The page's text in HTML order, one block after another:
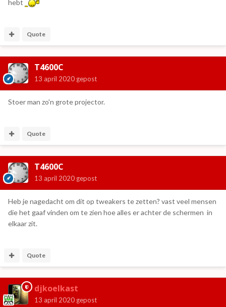
hebt
Quote
T4600C
13 april 2020 gepost
Stoer man zo'n grote projector.
Quote
T4600C
13 april 2020 gepost
Heb je nagedacht om dit op tweakers te zetten? vast veel mensen
die het gaaf vinden om te zien hoe alles er achter de schermen in
elkaar zit.
Quote
djkoelkast
13 april 2020 gepost